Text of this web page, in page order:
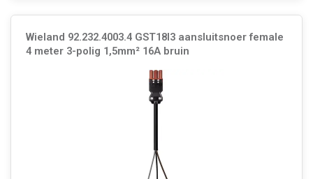
Wieland 92.232.4003.4 GST18I3 aansluitsnoer female
4 meter 3-polig 1,5mm² 16A bruin